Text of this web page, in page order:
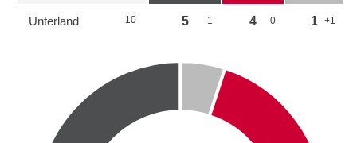
Unterland 10 5 -1 4 0 1 +1